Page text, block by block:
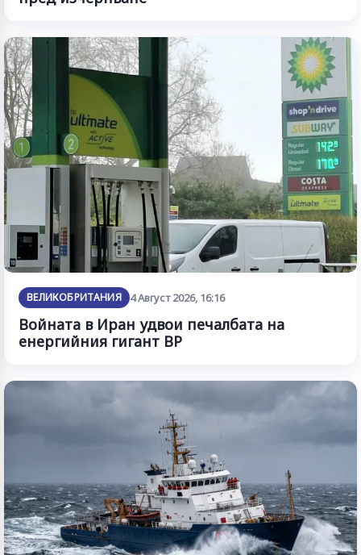
ВЕЛИКОБРИТАНИЯ 4 Август 2026, 16:16
Войната в Иран удвои печалбата на
енергийния гигант BP